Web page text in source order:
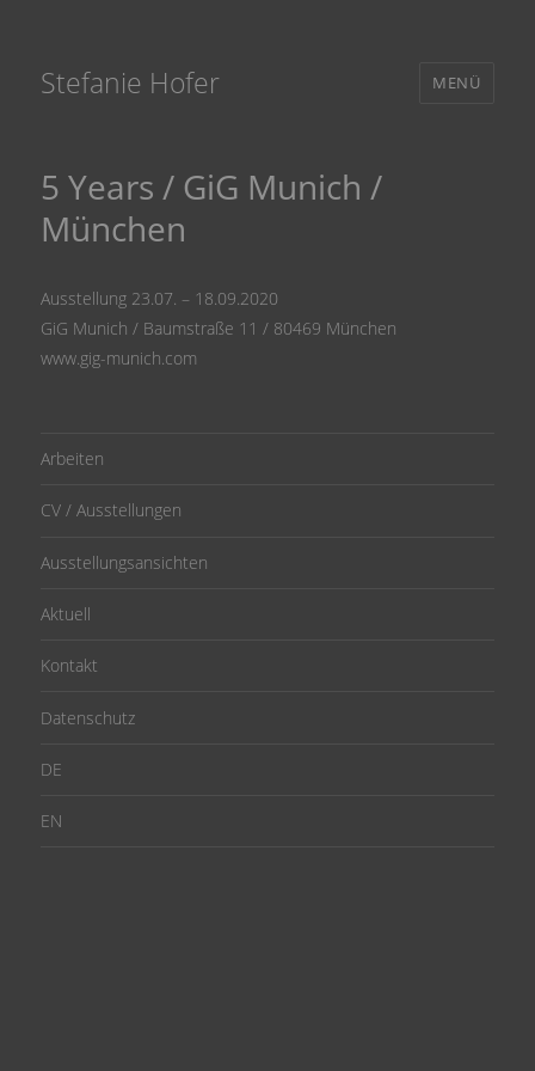
Stefanie Hofer MENÜ
5 Years / GiG Munich /
München
Ausstellung 23.07. – 18.09.2020
GiG Munich / Baumstraße 11 / 80469 München
www.gig-munich.com
Arbeiten
CV / Ausstellungen
Ausstellungsansichten
Aktuell
Kontakt
Datenschutz
DE
EN